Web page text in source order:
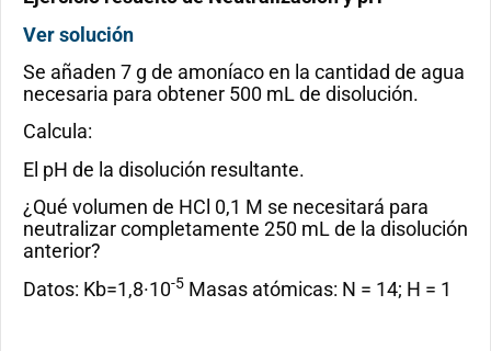
Ver solución
Se añaden 7 g de amoníaco en la cantidad de agua
necesaria para obtener 500 mL de disolución.
Calcula:
El pH de la disolución resultante.
¿Qué volumen de HCl 0,1 M se necesitará para
neutralizar completamente 250 mL de la disolución
anterior?
Datos: Kb=1,8·10-5 Masas atómicas: N = 14; H = 1